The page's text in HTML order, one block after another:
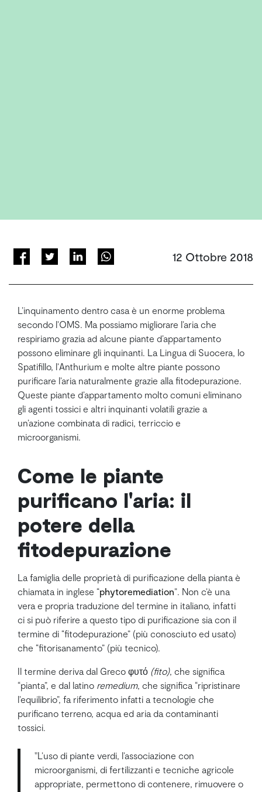
12 Ottobre 2018
L’inquinamento dentro casa è un enorme problema
secondo l’OMS. Ma possiamo migliorare l’aria che
respiriamo grazia ad alcune piante d’appartamento
possono eliminare gli inquinanti. La Lingua di Suocera, lo
Spatifillo, l’Anthurium e molte altre piante possono
purificare l’aria naturalmente grazie alla fitodepurazione.
Queste piante d’appartamento molto comuni eliminano
gli agenti tossici e altri inquinanti volatili grazie a
un’azione combinata di radici, terriccio e
microorganismi.
Come le piante
purificano l'aria: il
potere della
fitodepurazione
La famiglia delle proprietà di purificazione della pianta è
chiamata in inglese “phytoremediation”. Non c’è una
vera e propria traduzione del termine in italiano, infatti
ci si può riferire a questo tipo di purificazione sia con il
termine di “fitodepurazione” (più conosciuto ed usato)
che “fitorisanamento” (più tecnico).
Il termine deriva dal Greco φυτό (fito), che significa
“pianta”, e dal latino remedium, che significa “ripristinare
l’equilibrio”, fa riferimento infatti a tecnologie che
purificano terreno, acqua ed aria da contaminanti
tossici.
"L’uso di piante verdi, l’associazione con
microorganismi, di fertilizzanti e tecniche agricole
appropriate, permettono di contenere, rimuovere o